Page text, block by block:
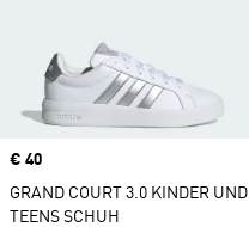
Price
€ 40
GRAND COURT 3.0 KINDER UND
TEENS SCHUH